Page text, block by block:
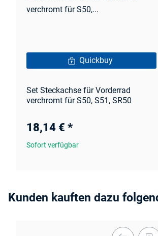
Quickbuy
Set Steckachse für Vorderrad
verchromt für S50, S51, SR50
18,14 € *
Sofort verfügbar
Kunden kauften dazu